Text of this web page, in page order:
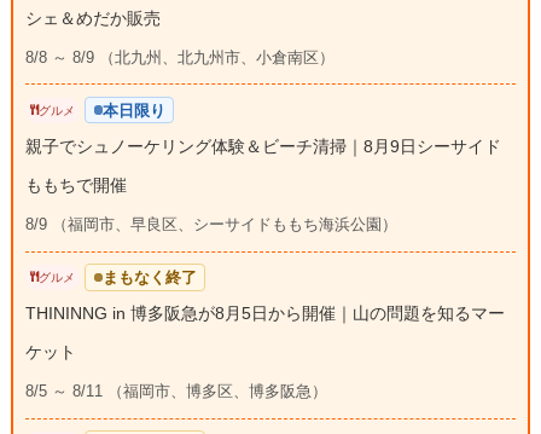
シェ＆めだか販売
8/8 ～ 8/9 （北九州、北九州市、小倉南区）
グルメ 本日限り
親子でシュノーケリング体験＆ビーチ清掃｜8月9日シーサイド
ももちで開催
8/9 （福岡市、早良区、シーサイドももち海浜公園）
グルメ まもなく終了
THININNG in 博多阪急が8月5日から開催｜山の問題を知るマー
ケット
8/5 ～ 8/11 （福岡市、博多区、博多阪急）